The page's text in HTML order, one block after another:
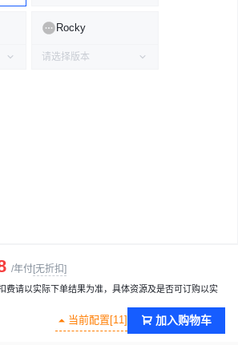
Rocky
请选择版本
/年付[无折扣]
费请以实际下单结果为准，具体资源及是否可订购以实
当前配置[11] 加入购物车